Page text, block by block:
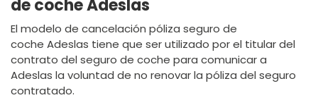
de coche Adeslas
El modelo de cancelación póliza seguro de
coche Adeslas tiene que ser utilizado por el titular del
contrato del seguro de coche para comunicar a
Adeslas la voluntad de no renovar la póliza del seguro
contratado.